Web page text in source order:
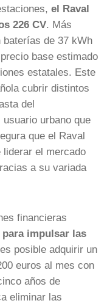
el Raval
226 CV. Más
baterías de 37 kWh
base estimado
estatales. Este
cubrir distintos
del
urbano que
que el Raval
el mercado
a su variada
financieras
para impulsar las
posible adquirir un
euros al mes con
años de
eliminar las